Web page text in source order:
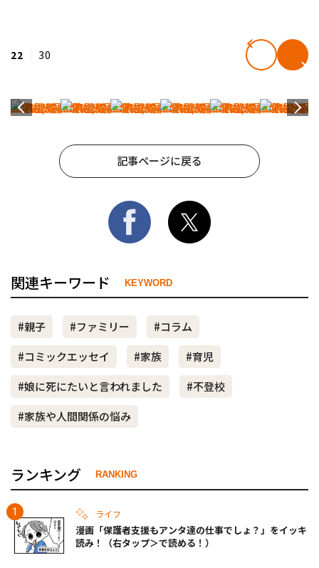
22 30
記事ページに戻る
関連キーワード KEYWORD
#親子 #ファミリー
#コラム
#コミックエッセイ
#家族
#育児
#娘に死にたいと言われました
#不登校
#家族や人間関係の悩み
ランキング RANKING
ライフ
漫画「保護者支援もアンタ達の仕事でしょ？」をイッキ
読み！（右タップ＞で読める！）